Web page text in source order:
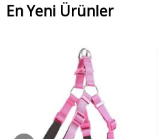
En Yeni Ürünler